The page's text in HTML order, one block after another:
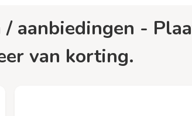
van korting.